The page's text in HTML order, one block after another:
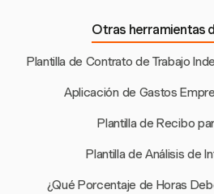
Otras herramientas
Plantilla de Contrato de Trabajo
Aplicación de Gastos
Plantilla de Recibo
Plantilla de Análisis de
¿Qué Porcentaje de Horas